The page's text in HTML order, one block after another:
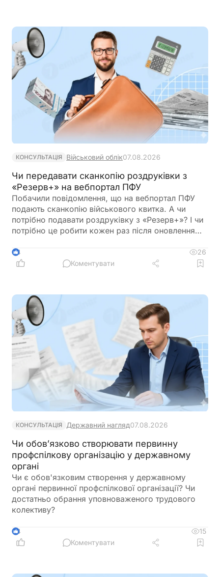
КОНСУЛЬТАЦІЯ Військовий облік07.08.2026
Чи передавати сканкопію роздруківки з
«Резерв+» на вебпортал ПФУ
Побачили повідомлення, що на вебпортал ПФУ
подають сканкопію військового квитка. А чи
потрібно подавати роздруківку з «Резерв+»? І чи
потрібно це робити кожен раз після оновлення
4
26
Коментувати
КОНСУЛЬТАЦІЯ Державний нагляд07.08.2026
Чи обов’язково створювати первинну
профспілкову організацію у державному
органі
Чи є обов'язковим створення у державному
органі первинної профспілкової організації? Чи
достатньо обрання уповноваженого трудового
колективу?
4
15
Коментувати